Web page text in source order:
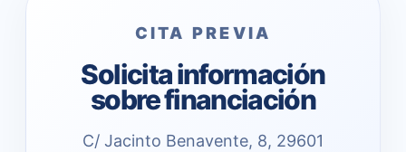
CITA PREVIA
Solicita información
sobre financiación
C/ Jacinto Benavente, 8, 29601